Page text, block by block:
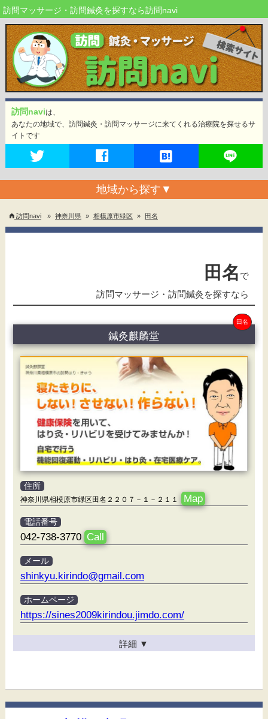
訪問マッサージ・訪問鍼灸を探すなら訪問navi
訪問naviは、
あなたの地域で、訪問鍼灸・訪問マッサージに来てくれる治療院を探せるサ
イトです
地域から探す ▼
訪問navi » 神奈川県 » 相模原市緑区 » 田名
田名 で
訪問マッサージ・訪問鍼灸を探すなら
田名
鍼灸麒麟堂
住所
神奈川県相模原市緑区田名２２０７－１－２１１ Map
電話番号
042-738-3770 Call
メール
shinkyu.kirindo@gmail.com
ホームページ
https://sines2009kirindou.jimdo.com/
詳細 ▼